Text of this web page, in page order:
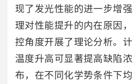
现了发光性能的进一步增
理对性能提升的内在原因
控角度开展了理论分析。
温度升高可显著提高缺陷
布，在不同化学势条件下